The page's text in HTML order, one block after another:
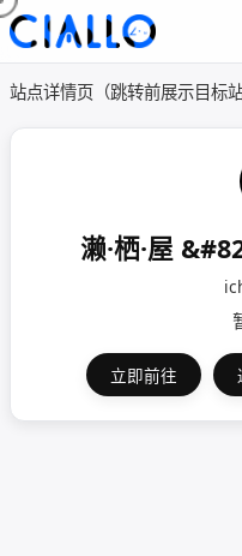
站点详情页（跳转前展示目标
濑·栖·屋
立即前往